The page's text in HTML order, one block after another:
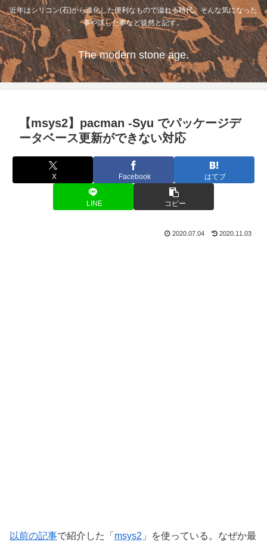
近年はシリコン(石)から進化した便利なもので溢れる時代。そんな気になった
事や試した事など徒然と記す。
The modern stone age.
【msys2】pacman -Syu でパッケージデ
ータベース更新ができない対応
X Facebook はてブ
LINE コピー
2020.07.04 2020.11.03
以前の記事で紹介した「 msys2 」を使っている。なぜか最